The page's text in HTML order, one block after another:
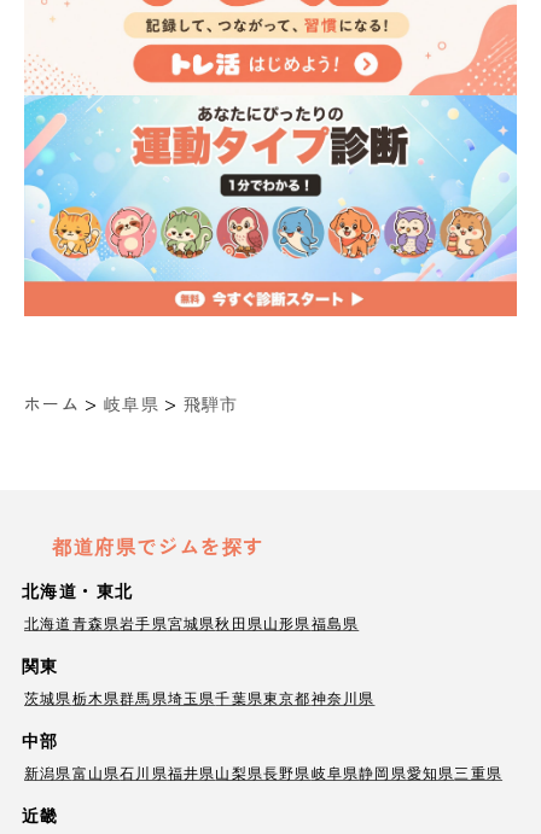
ホーム > 岐阜県 > 飛騨市
都道府県でジムを探す
北海道・東北
北海道青森県岩手県宮城県秋田県山形県福島県
関東
茨城県栃木県群馬県埼玉県千葉県東京都神奈川県
中部
新潟県富山県石川県福井県山梨県長野県岐阜県静岡県愛知県三重県
近畿